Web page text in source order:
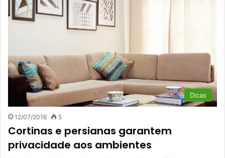
Dicas
12/07/2016 5
Cortinas e persianas garantem
privacidade aos ambientes